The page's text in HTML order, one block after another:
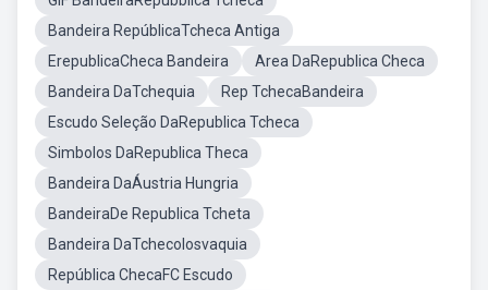
Bandeira RepúblicaTcheca Antiga
ErepublicaCheca Bandeira
Area DaRepublica Checa
Bandeira DaTchequia
Rep TchecaBandeira
Escudo Seleção DaRepublica Tcheca
Simbolos DaRepublica Theca
Bandeira DaÁustria Hungria
BandeiraDe Republica Tcheta
Bandeira DaTchecolosvaquia
República ChecaFC Escudo